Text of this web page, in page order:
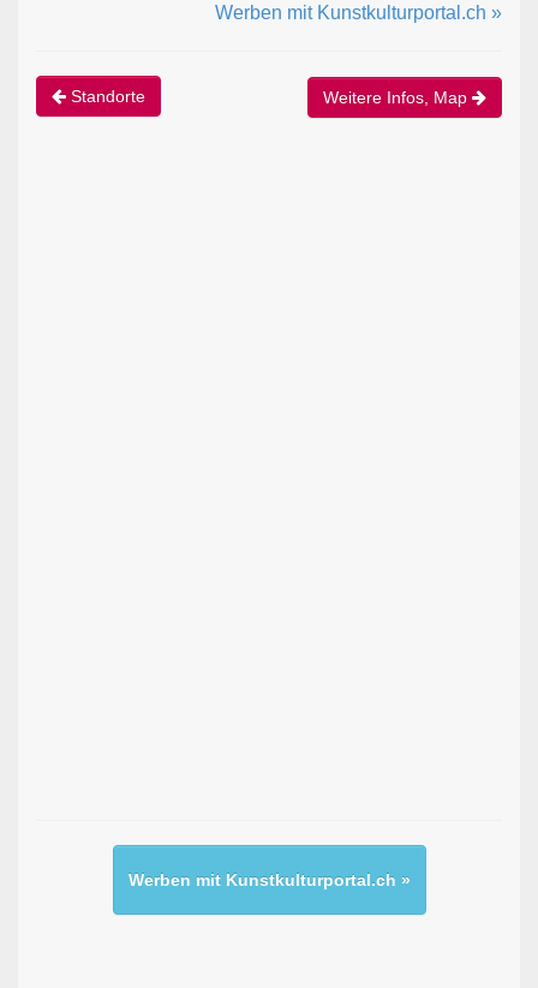
Werben mit Kunstkulturportal.ch »
Standorte Weitere Infos, Map
Werben mit Kunstkulturportal.ch »